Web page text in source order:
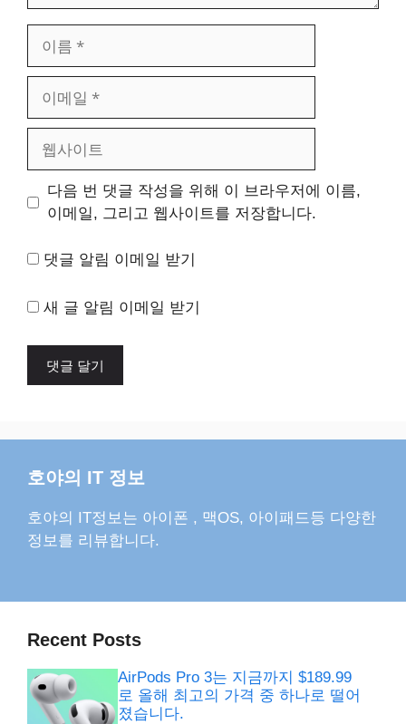
일
트
다음 번 댓글 작성을 위해 이 브라우저에 이름,
이메일, 그리고 웹사이트를 저장합니다.
댓글 알림 이메일 받기
새 글 알림 이메일 받기
호야의 IT 정보
호야의 IT정보는 아이폰 , 맥OS, 아이패드등 다양한
정보를 리뷰합니다.
Recent Posts
AirPods Pro 3는 지금까지 $189.99
로 올해 최고의 가격 중 하나로 떨어
졌습니다.